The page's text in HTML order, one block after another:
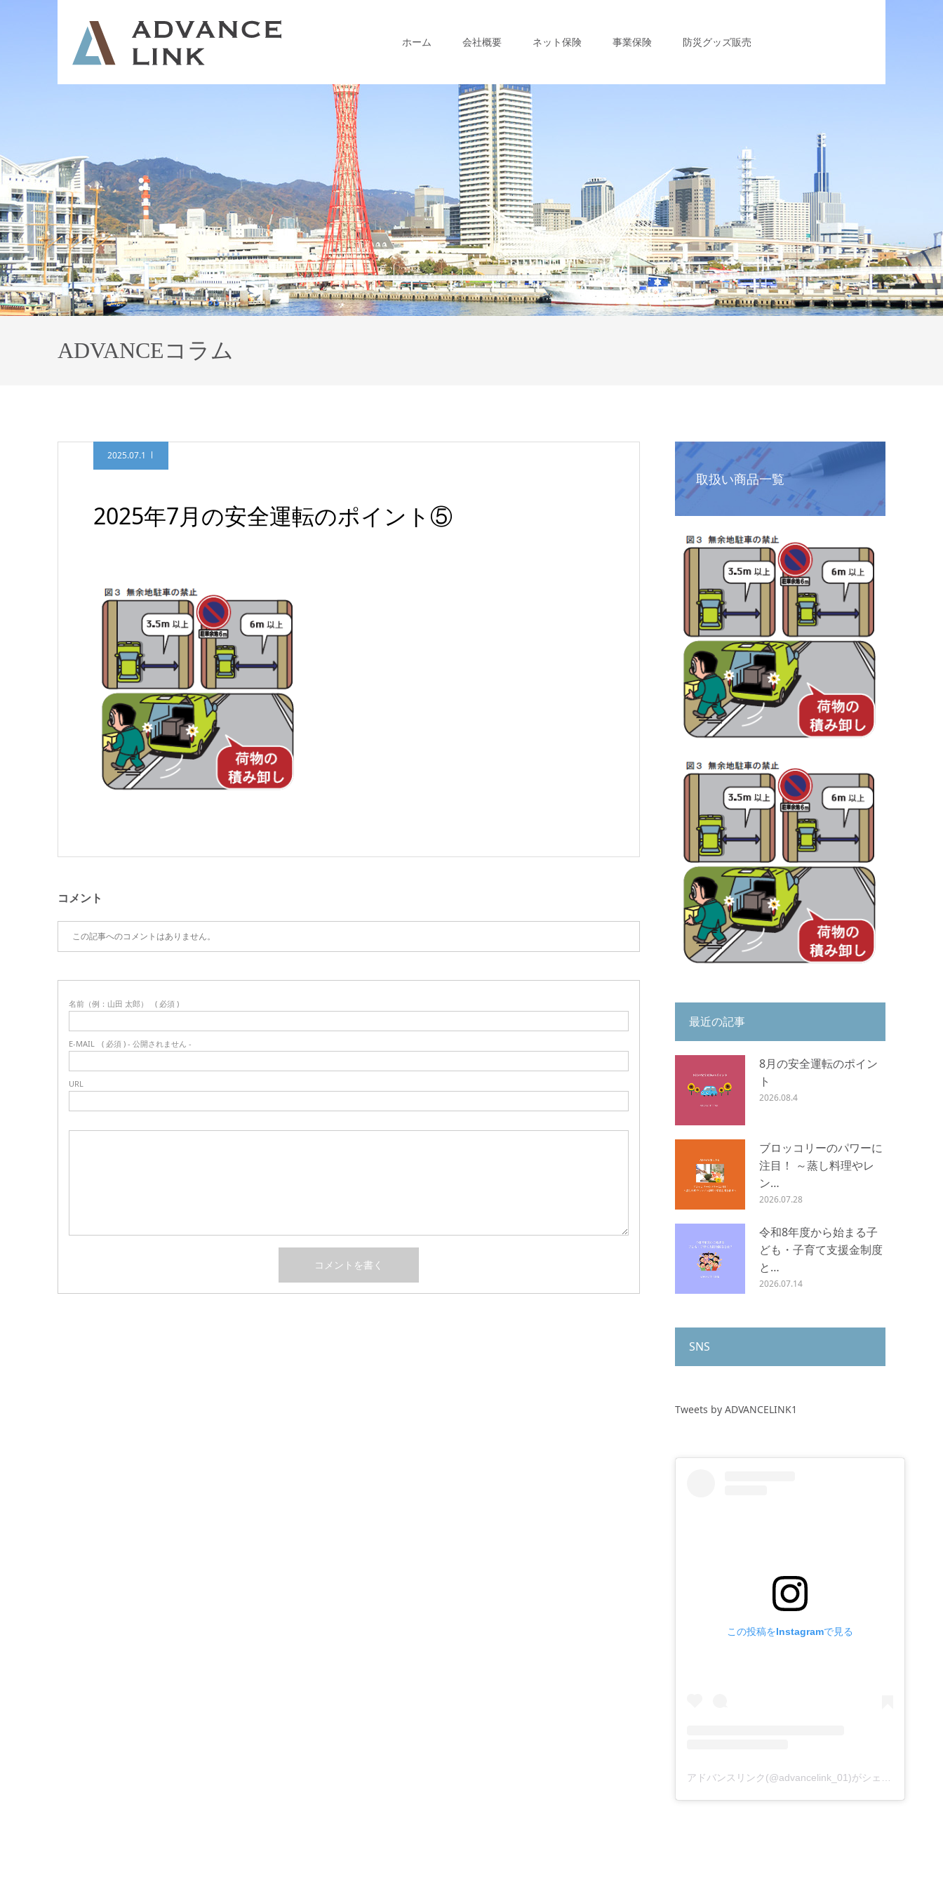
ホーム 会社概要 ネット保険 事業保険 防災グッズ販売
ADVANCEコラム
2025.07.1
2025年7月の安全運転のポイント⑤
コメント
この記事へのコメントはありません。
名前（例：山田 太郎） ( 必須 )
E-MAIL ( 必須 ) - 公開されません -
URL
取扱い商品一覧
最近の記事
8月の安全運転のポイン
ト
2026.08.4
ブロッコリーのパワーに
注目！ ～蒸し料理やレ
ン…
2026.07.28
令和8年度から始まる子
ども・子育て支援金制度
と…
2026.07.14
SNS
Tweets by ADVANCELINK1
この投稿をInstagramで見る